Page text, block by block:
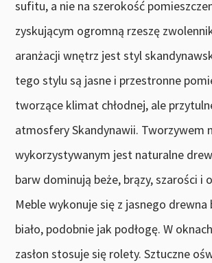
sufitu, a nie na szerokość
zyskującym ogromną rzeszę
aranżacji wnętrz jest styl
tego stylu są jasne i przestronne
tworzące klimat chłodnej, ale
atmosfery Skandynawii. Tworzywem
wykorzystywanym jest naturalne
barw dominują beże, brązy, szarości i
Meble wykonuje się z jasnego drewna
biało, podobnie jak podłogę. W
zasłon stosuje się rolety. Sztuczne